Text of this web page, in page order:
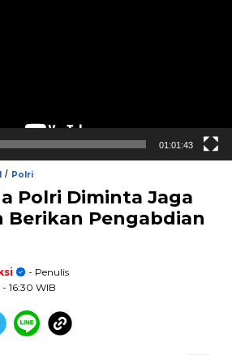
01:01:43
/ Polri
Polri Diminta Jaga
Berikan Pengabdian
- Penulis
- 16:30 WIB